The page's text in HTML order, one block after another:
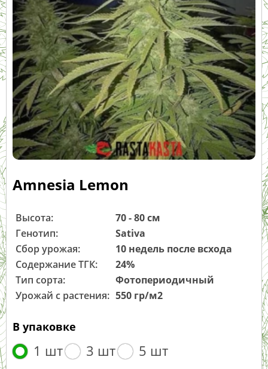
Amnesia Lemon
Высота:
70 - 80 см
Генотип:
Sativa
Сбор урожая:
10 недель после всхода
Содержание ТГК:
24%
Тип сорта:
Фотопериодичный
Урожай с растения: 550 гр/м2
В упаковке
1 шт 3 шт 5 шт